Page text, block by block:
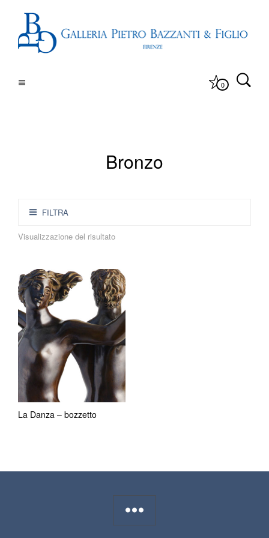
0
Bronzo
FILTRA
Visualizzazione del risultato
La Danza – bozzetto